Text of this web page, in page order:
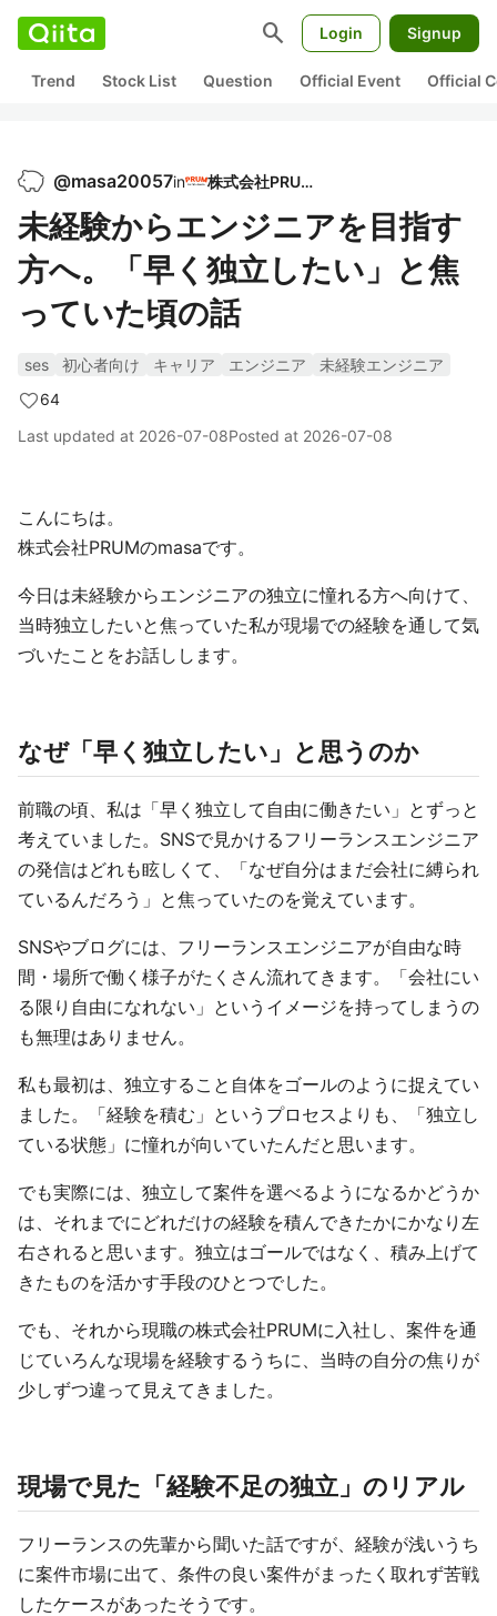
search Login Signup
Trend Stock List Question Official Event Official
@masa20057in 株式会社PRUM
未経験からエンジニアを目指す
方へ。「早く独立したい」と焦
っていた頃の話
ses 初心者向け キャリア エンジニア
未経験エンジニア
64
Last updated at 2026-07-08Posted at 2026-07-08
こんにちは。
株式会社PRUMのmasaです。
今日は未経験からエンジニアの独立に憧れる方へ向けて、
当時独立したいと焦っていた私が現場での経験を通して気
づいたことをお話しします。
なぜ「早く独立したい」と思うのか
前職の頃、私は「早く独立して自由に働きたい」とずっと
考えていました。SNSで見かけるフリーランスエンジニア
の発信はどれも眩しくて、「なぜ自分はまだ会社に縛られ
ているんだろう」と焦っていたのを覚えています。
SNSやブログには、フリーランスエンジニアが自由な時
間・場所で働く様子がたくさん流れてきます。「会社にい
る限り自由になれない」というイメージを持ってしまうの
も無理はありません。
私も最初は、独立すること自体をゴールのように捉えてい
ました。「経験を積む」というプロセスよりも、「独立し
ている状態」に憧れが向いていたんだと思います。
でも実際には、独立して案件を選べるようになるかどうか
は、それまでにどれだけの経験を積んできたかにかなり左
右されると思います。独立はゴールではなく、積み上げて
きたものを活かす手段のひとつでした。
でも、それから現職の株式会社PRUMに入社し、案件を通
じていろんな現場を経験するうちに、当時の自分の焦りが
少しずつ違って見えてきました。
現場で見た「経験不足の独立」のリアル
フリーランスの先輩から聞いた話ですが、経験が浅いうち
に案件市場に出て、条件の良い案件がまったく取れず苦戦
したケースがあったそうです。